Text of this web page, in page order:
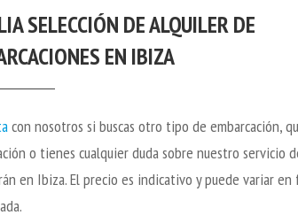
SELECCIÓN DE ALQUILER DE
EN IBIZA
con nosotros si buscas otro tipo de embarcación,
o tienes cualquier duda sobre nuestro servicio
en Ibiza. El precio es indicativo y puede variar